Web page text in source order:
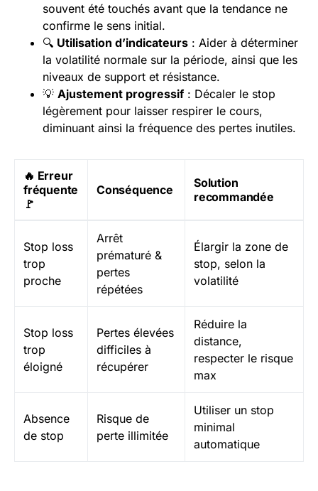
souvent été touchés avant que la tendance ne
confirme le sens initial.
🔍 Utilisation d’indicateurs : Aider à déterminer
la volatilité normale sur la période, ainsi que les
niveaux de support et résistance.
💡 Ajustement progressif: Décaler le stop
légèrement pour laisser respirer le cours,
diminuant ainsi la fréquence des pertes inutiles.
🔥 Erreur
fréquente
🚩
Conséquence
Solution
recommandée
Stop loss
trop
proche
Arrêt
prématuré &
pertes
répétées
Élargir la zone de
stop, selon la
volatilité
Stop loss
trop
éloigné
Pertes élevées
difficiles à
récupérer
Réduire la
distance,
respecter le risque
max
Absence
de stop
Risque de
perte illimitée
Utiliser un stop
minimal
automatique